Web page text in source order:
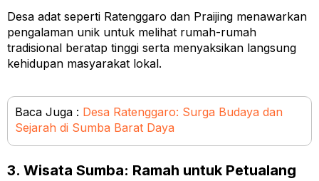
Desa adat seperti Ratenggaro dan Praijing menawarkan
pengalaman unik untuk melihat rumah-rumah
tradisional beratap tinggi serta menyaksikan langsung
kehidupan masyarakat lokal.
Baca Juga : Desa Ratenggaro: Surga Budaya dan
Sejarah di Sumba Barat Daya
3. Wisata Sumba: Ramah untuk Petualang